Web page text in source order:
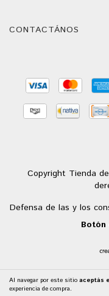
Al navegar por este sitio aceptás
experiencia de compra.
CONTACTÁNOS
Copyright Tienda
Defensa de las y los